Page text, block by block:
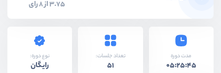
3.75 از 8 رای
مدت دوره
05:25:45
تعداد جلسات:
51
نوع دوره:
رایگان